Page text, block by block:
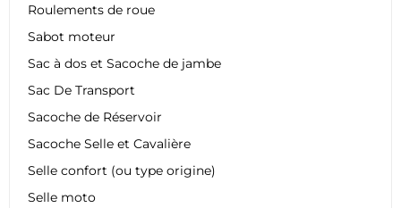
Roulements de roue
Sabot moteur
Sac à dos et Sacoche de jambe
Sac De Transport
Sacoche de Réservoir
Sacoche Selle et Cavalière
Selle confort (ou type origine)
Selle moto